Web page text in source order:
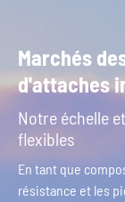
Marchés
d'attaches
Notre échelle
flexibles
En tant que
résistance et les